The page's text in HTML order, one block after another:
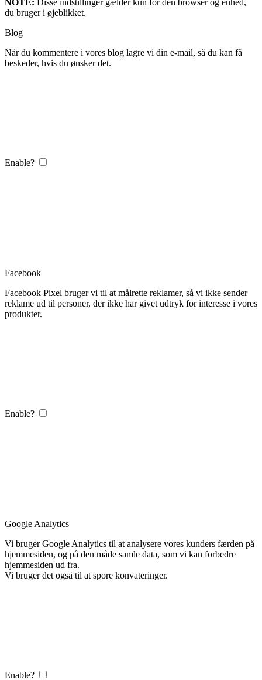
NOTE: Disse indstillinger gælder kun for den browser og enhed,
du bruger i øjeblikket.
Blog
Når du kommentere i vores blog lagre vi din e-mail, så du kan få
beskeder, hvis du ønsker det.
Enable?
Facebook
Facebook Pixel bruger vi til at målrette reklamer, så vi ikke sender
reklame ud til personer, der ikke har givet udtryk for interesse i vores
produkter.
Enable?
Google Analytics
Vi bruger Google Analytics til at analysere vores kunders færden på
hjemmesiden, og på den måde samle data, som vi kan forbedre
hjemmesiden ud fra.
Vi bruger det også til at spore konvateringer.
Enable?